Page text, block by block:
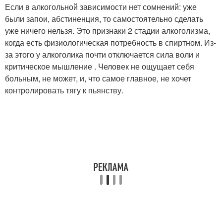
Если в алкогольной зависимости нет сомнений: уже
были запои, абстиненция, то самостоятельно сделать
уже ничего нельзя. Это признаки 2 стадии алкоголизма,
когда есть физиологическая потребность в спиртном. Из-
за этого у алкоголика почти отключается сила воли и
критическое мышление . Человек не ощущает себя
больным, не может, и, что самое главное, не хочет
контролировать тягу к пьянству.